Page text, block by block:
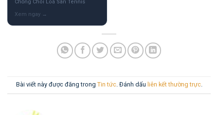
Chống Chói Loá Sân Tennis
Bài viết này được đăng trong Tin tức. Đánh dấu liên kết thường trực.